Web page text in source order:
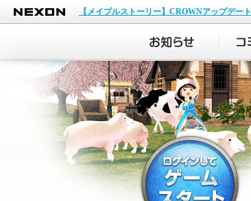
NEXON
【メイプルストーリー】CROWNアップデート